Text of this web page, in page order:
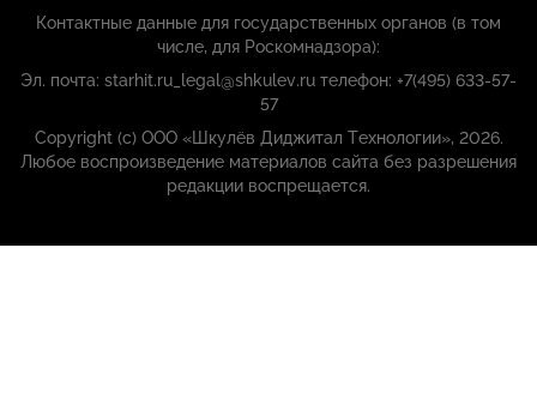
Контактные данные для государственных органов (в том
числе, для Роскомнадзора):
Эл. почта: starhit.ru_legal@shkulev.ru телефон: +7(495) 633-57-
57
Copyright (с) ООО «Шкулёв Диджитал Технологии», 2026.
Любое воспроизведение материалов сайта без разрешения
редакции воспрещается.